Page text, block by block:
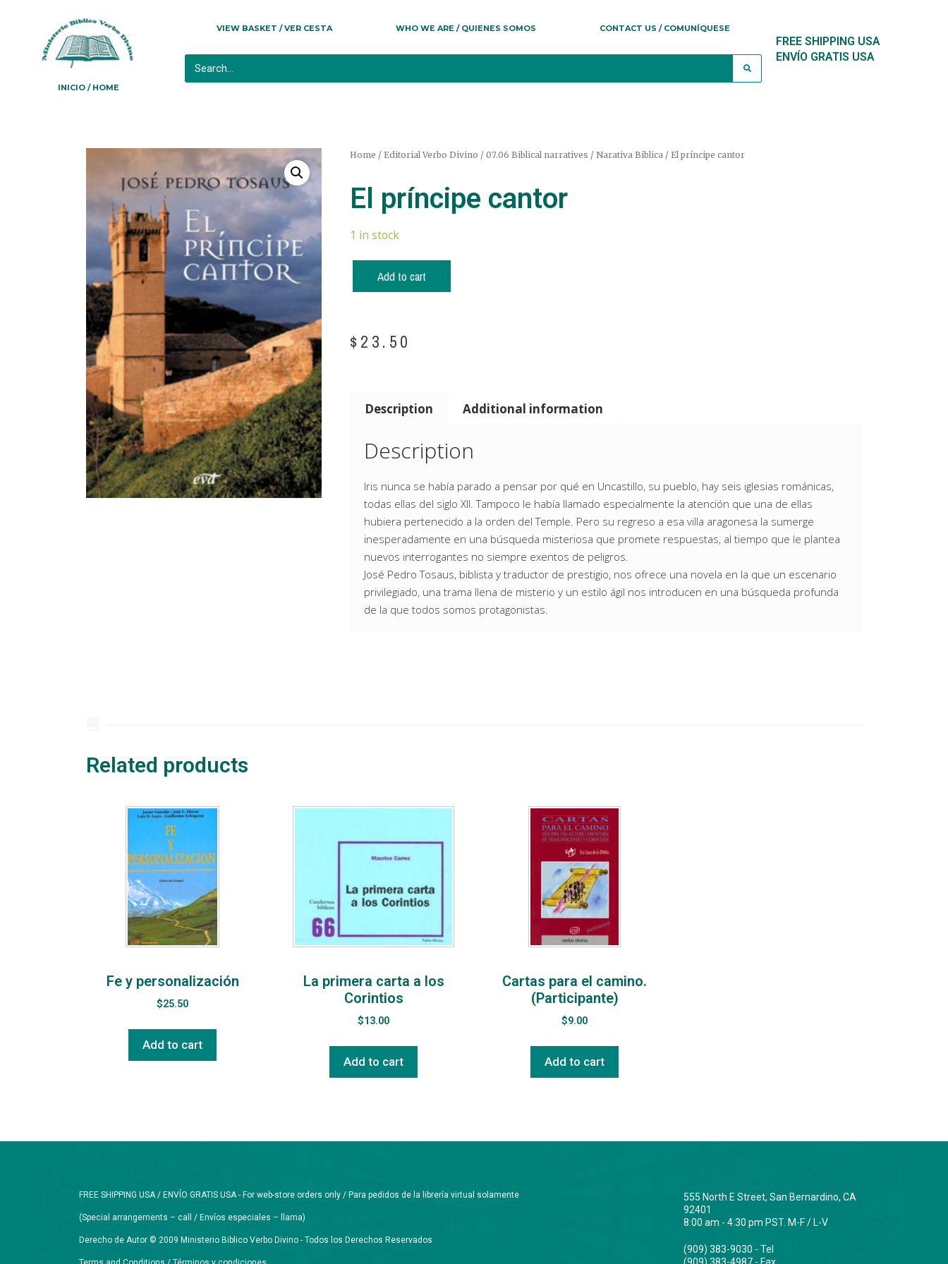
INICIO / HOME
VIEW BASKET / VER CESTA WHO WE ARE / QUIENES SOMOS CONTACT US / COMUNÍQUESE
FREE SHIPPING USA
ENVÍO GRATIS USA
Home / Editorial Verbo Divino / 07.06 Biblical narratives / Narativa Biblica/ El príncipe cantor
El príncipe cantor
1 in stock
Add to cart
$ 23.50
Description Additional information
Description
Iris nunca se había parado a pensar por qué en Uncastillo, su pueblo, hay seis iglesias románicas,
todas ellas del siglo XII. Tampoco le había llamado especialmente la atención que una de ellas
hubiera pertenecido a la orden del Temple. Pero su regreso a esa villa aragonesa la sumerge
inesperadamente en una búsqueda misteriosa que promete respuestas, al tiempo que le plantea
nuevos interrogantes no siempre exentos de peligros.
José Pedro Tosaus, biblista y traductor de prestigio, nos ofrece una novela en la que un escenario
privilegiado, una trama llena de misterio y un estilo ágil nos introducen en una búsqueda profunda
de la que todos somos protagonistas.
Related products
Fe y personalización
$25.50
Add to cart
La primera carta a los
Corintios
$13.00
Add to cart
Cartas para el camino.
(Participante)
$9.00
Add to cart
FREE SHIPPING USA / ENVÍO GRATIS USA - For web-store orders only / Para pedidos de la librería virtual solamente
(Special arrangements – call / Envíos especiales – llama)
Derecho de Autor © 2009 Ministerio Biblico Verbo Divino - Todos los Derechos Reservados
555 North E Street, San Bernardino, CA
92401
8:00 am - 4:30 pm PST. M-F / L-V
(909) 383-9030 - Tel